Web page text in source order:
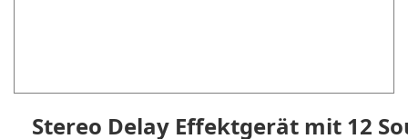
Stereo Delay Effektgerät mit 12